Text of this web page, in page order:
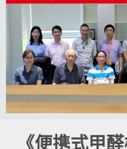
《便携式甲